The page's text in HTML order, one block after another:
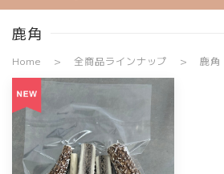
鹿角
Home 全商品ラインナップ 鹿角